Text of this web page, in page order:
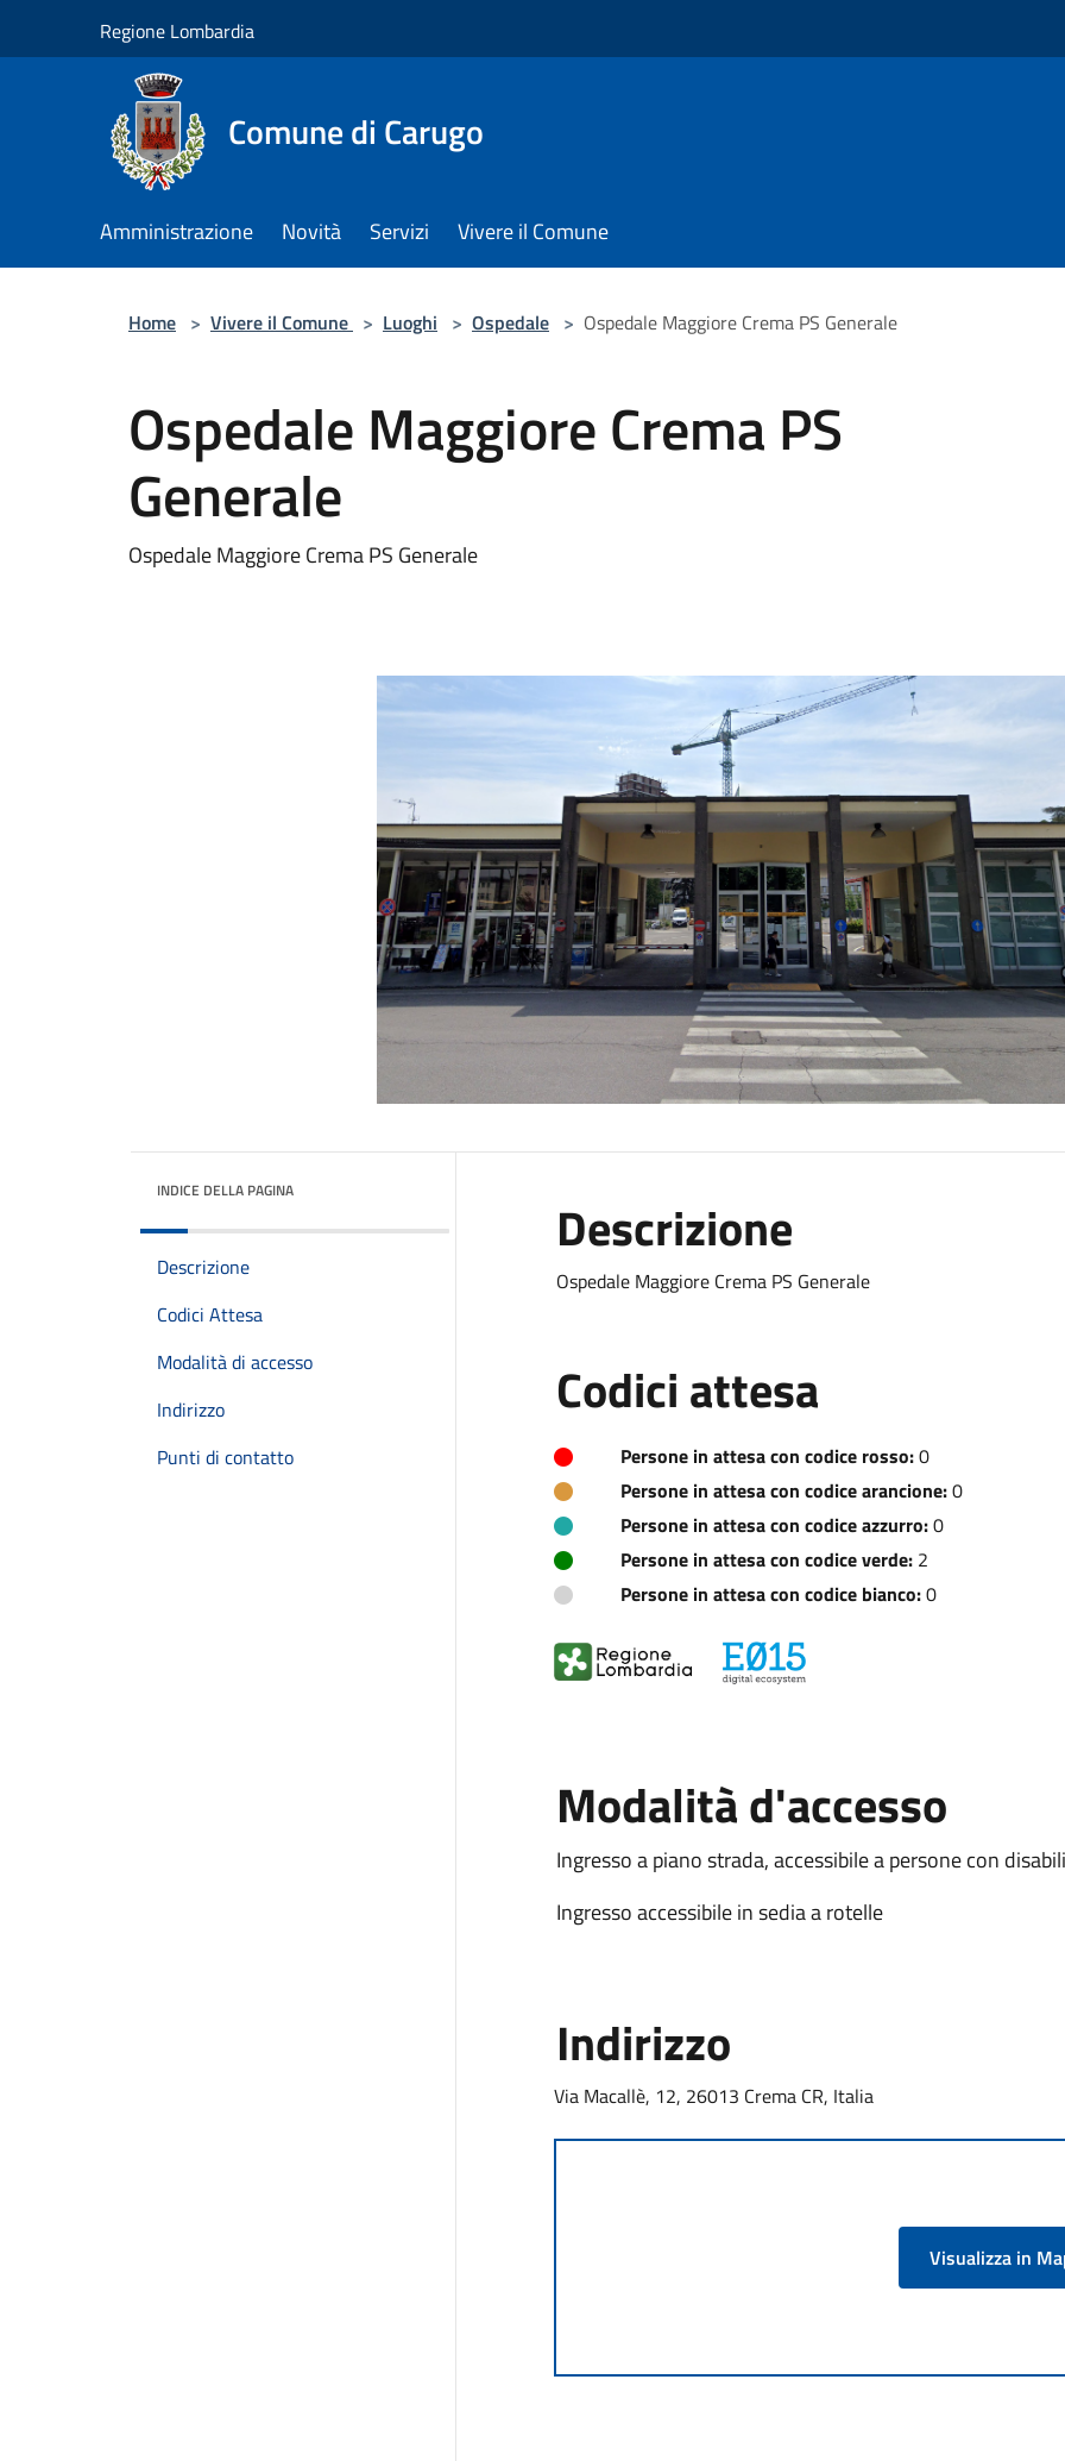
Regione Lombardia
Comune di Carugo
Amministrazione Novità Servizi Vivere il Comune
Home > Vivere il Comune > Luoghi > Ospedale > Ospedale Maggiore Crema PS Generale
Ospedale Maggiore Crema PS
Generale
Ospedale Maggiore Crema PS Generale
INDICE DELLA PAGINA
Descrizione
Codici Attesa
Modalità di accesso
Indirizzo
Punti di contatto
Descrizione
Ospedale Maggiore Crema PS Generale
Codici attesa
Persone in attesa con codice rosso:0
Persone in attesa con codice arancione:0
Persone in attesa con codice azzurro:0
Persone in attesa con codice verde:2
Persone in attesa con codice bianco:0
Modalità d'accesso
Ingresso a piano strada, accessibile a persone con
Ingresso accessibile in sedia a rotelle
Indirizzo
Via Macallè, 12, 26013 Crema CR, Italia
Visualizza in